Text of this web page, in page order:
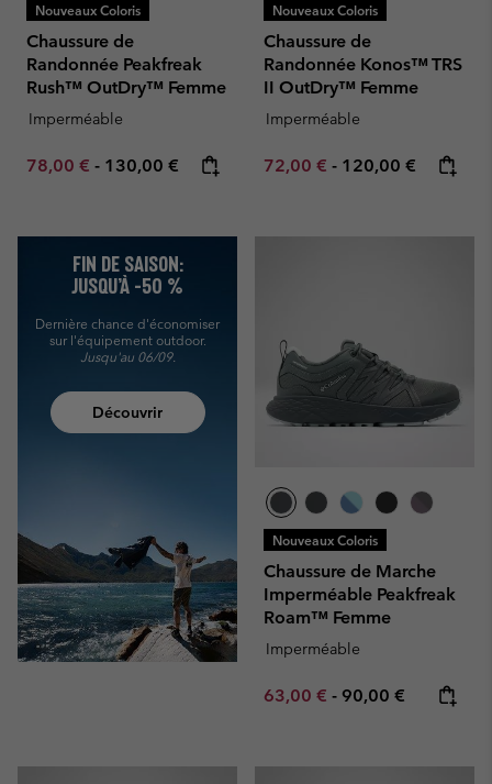
Nouveaux Coloris
Chaussure de
Randonnée Peakfreak
Rush™ OutDry™ Femme
Imperméable
Minimum sale price:
78,00 € - Maximum price:
130,00 €
Nouveaux Coloris
Chaussure de
Randonnée Konos™ TRS
II OutDry™ Femme
Imperméable
Minimum sale price:
72,00 € - Maximum price:
120,00 €
FIN DE SAISON:
JUSQU’À -50 %
Dernière chance d'économiser
sur l'équipement outdoor.
Jusqu'au 06/09.
Découvrir
Nouveaux Coloris
Chaussure de Marche
Imperméable Peakfreak
Roam™ Femme
Imperméable
Minimum sale price:
63,00 € - Maximum price:
90,00 €